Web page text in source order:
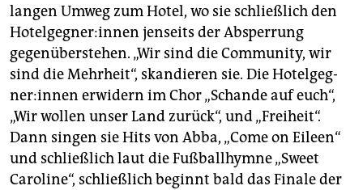
langen Umweg zum Hotel, wo sie schließlich den
Ho­tel­geg­ne­r:in­nen jenseits der Absperrung
gegenüberstehen. „Wir sind die Community, wir
sind die Mehrheit“, skandieren sie. Die Ho­tel­geg­
ne­r:in­nen erwidern im Chor „Schande auf euch“,
„Wir wollen unser Land zurück“, und „Freiheit“.
Dann singen sie Hits von Abba, „Come on Eileen“
und schließlich laut die Fußballhymne „Sweet
Caroline“, schließlich beginnt bald das Finale der